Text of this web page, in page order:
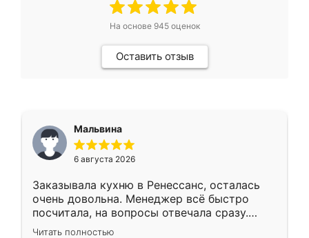
На основе 945оценок
Оставить отзыв
Мальвина
6 августа 2026
Заказывала кухню в Ренессанс, осталась
очень довольна. Менеджер всё быстро
посчитала, на вопросы отвечала сразу.
Замерщик приехал в субботу, подошёл к
Читать полностью